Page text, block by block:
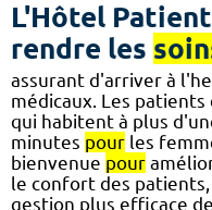
L'Hôtel
rendre les
assurant d'arriver à
médicaux. Les
qui habitent à plus
minutes pour les
bienvenue pour
le confort des
gestion plus efficace